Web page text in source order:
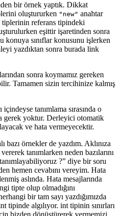
bir örnek yaptık. Dikkat
oluştururken "new" anahtar
referans tipindeki
eşittir işaretinden sonra
konuya sınıflar konusunu işlerken
yazdıktan sonra burada link
sonra koymamız gereken
Tamamen sizin tercihinize kalmış
tanımlama sırasında o
gerek yoktur. Derleyici otomatik
ve hata vermeyecektir.
örnekler de yazdım. Aklınıza
tanımlarken neden bazılarını
?” diye bir soru
hemen cevabını vereyim. Hata
aslında. Hata mesajlarında
tipte olup olmadığını
bir tam sayı yazdığımızda
tipinde algılıyor. int tipinin sınırları